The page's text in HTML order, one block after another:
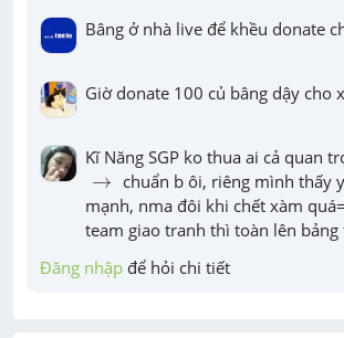
Bâng ở nhà live để khều donate
Giờ donate 100 củ bâng dậy cho
→
→
chuẩn b ôi, riêng mình thấy
mạnh, nma đôi khi chết xàm
team giao tranh thì toàn lên
Đăng nhập để hỏi chi tiết